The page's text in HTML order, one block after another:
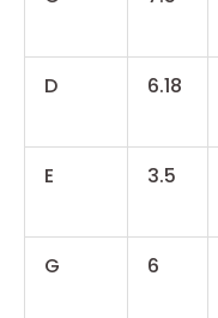
D 6.18
E 3.5
G 6